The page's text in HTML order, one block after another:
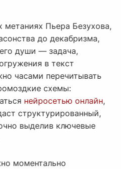
метаниях Пьера Безухова,
до декабризма,
души — задача,
в текст
часами перечитывать
схемы:
нейросетью онлайн,
структурированный,
выделив ключевые
моментально